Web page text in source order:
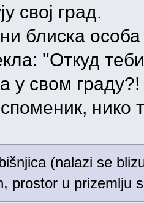
свој град.
блиска особа
''Откуд
у свом
споменик,
(nalazi se
prostor u prizemlju